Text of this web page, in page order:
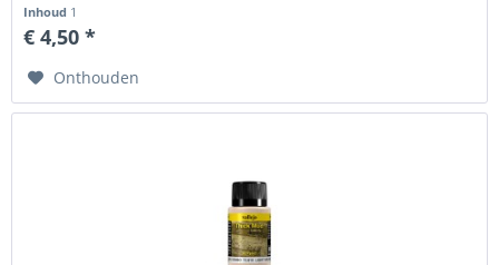
Inhoud 1
€ 4,50 *
Onthouden